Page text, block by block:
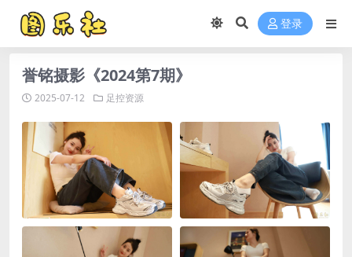
登录
誉铭摄影《2024第7期》
2025-07-12 足控资源